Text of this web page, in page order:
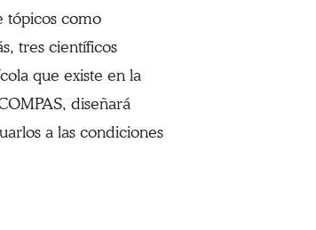
tópicos como
tres científicos
que existe en la
diseñará
a las condiciones